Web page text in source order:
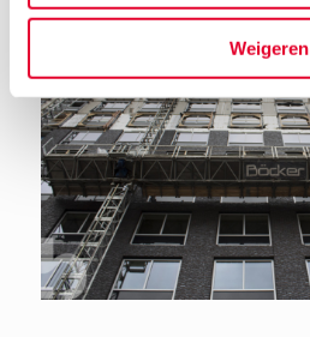
Weigeren